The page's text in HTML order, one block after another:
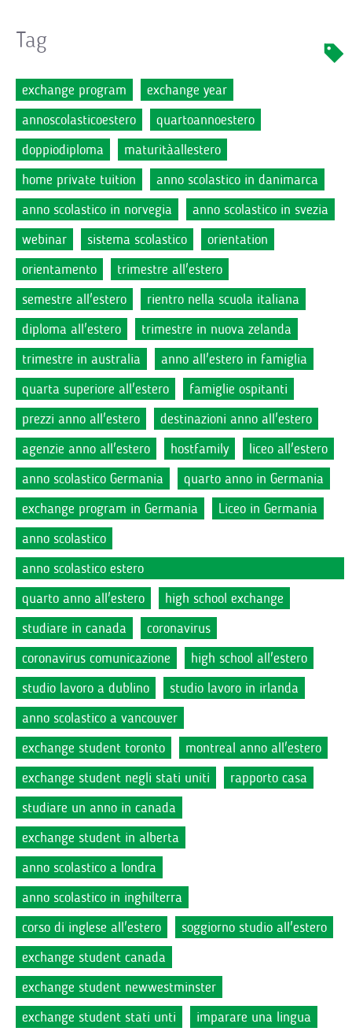
Tag
exchange program
exchange year
annoscolasticoestero
quartoannoestero
doppiodiploma
maturitàallestero
home private tuition
anno scolastico in danimarca
anno scolastico in norvegia
anno scolastico in svezia
webinar
sistema scolastico
orientation
orientamento
trimestre all'estero
semestre all'estero
rientro nella scuola italiana
diploma all'estero
trimestre in nuova zelanda
trimestre in australia
anno all'estero in famiglia
quarta superiore all'estero
famiglie ospitanti
prezzi anno all'estero
destinazioni anno all'estero
agenzie anno all'estero
hostfamily
liceo all'estero
anno scolastico Germania
quarto anno in Germania
exchange program in Germania
Liceo in Germania
anno scolastico
anno scolastico estero
quarto anno all'estero
high school exchange
studiare in canada
coronavirus
coronavirus comunicazione
high school all'estero
studio lavoro a dublino
studio lavoro in irlanda
anno scolastico a vancouver
exchange student toronto
montreal anno all'estero
exchange student negli stati uniti
rapporto casa
studiare un anno in canada
exchange student in alberta
anno scolastico a londra
anno scolastico in inghilterra
corso di inglese all'estero
soggiorno studio all'estero
exchange student canada
exchange student newwestminster
exchange student stati unti
imparare una lingua